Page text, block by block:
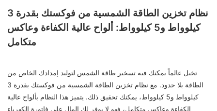
نظام تخزين الطاقة الشمسية من فوكستك بقدرة 3
كيلوواط و5 كيلوواط: ألواح عالية الكفاءة وعاكس
متكامل
تخيل عالماً يمكنك فيه تسخير طاقة الشمس لتوليد إمدادك الخاص من
الطاقة بلا حدود. مع نظام تخزين الطاقة الشمسية من فوكستك بقدرة 3
كيلوواط و5 كيلوواط، يمكنك تحقيق ذلك. يتميز هذا النظام بألواح عالية
الكفاءة وعاكس متكامل، فهو لا يوفر لك المال على فاتورة الكهرباء